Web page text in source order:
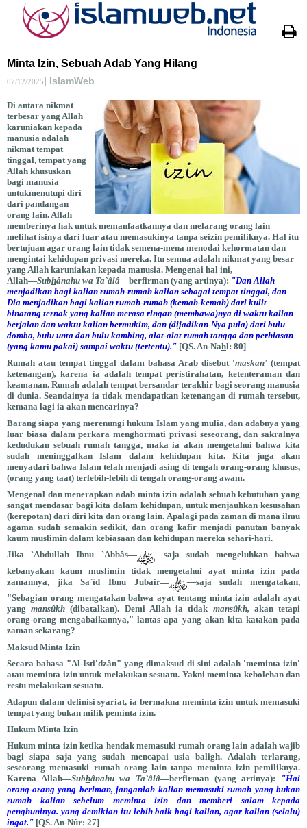
Minta Izin, Sebuah Adab Yang Hilang
07/12/2025| IslamWeb
Di antara nikmat
terbesar yang Allah
karuniakan kepada
manusia adalah
nikmat tempat
tinggal, tempat yang
Allah khususkan
bagi manusia
untukmenutupi diri
dari pandangan
orang lain. Allah
memberinya hak untuk memanfaatkannya dan melarang orang lain
melihat isinya dari luar atau memasukinya tanpa seizin pemiliknya. Hal itu
bertujuan agar orang lain tidak semena-mena menodai kehormatan dan
mengintai kehidupan privasi mereka. Itu semua adalah nikmat yang besar
yang Allah karuniakan kepada manusia. Mengenai hal ini,
Allah―Subhânahu wa Ta`âlâ―berfirman (yang artinya): "Dan Allah
menjadikan bagi kalian rumah-rumah kalian sebagai tempat tinggal, dan
Dia menjadikan bagi kalian rumah-rumah (kemah-kemah) dari kulit
binatang ternak yang kalian merasa ringan (membawa)nya di waktu kalian
berjalan dan waktu kalian bermukim, dan (dijadikan-Nya pula) dari bulu
domba, bulu unta dan bulu kambing, alat-alat rumah tangga dan perhiasan
(yang kamu pakai) sampai waktu (tertentu)." [QS. An-Nahl: 80]
Rumah atau tempat tinggal dalam bahasa Arab disebut 'maskan' (tempat
ketenangan),karena ia adalah tempat peristirahatan, ketenteraman dan
keamanan. Rumah adalah tempat bersandar terakhir bagi seorang manusia
di dunia. Seandainya ia tidak mendapatkan ketenangan di rumah tersebut,
kemana lagi ia akan mencarinya?
Barang siapa yang merenungi hukum Islam yang mulia, dan adabnya yang
luar biasa dalam perkara menghormati privasi seseorang, dan sakralnya
kedudukan sebuah rumah tangga, maka ia akan mengetahui bahwa kita
sudah meninggalkan Islam dalam kehidupan kita. Kita juga akan
menyadari bahwa Islam telah menjadi asing di tengah orang-orang khusus,
(orang yang taat) terlebih-lebih di tengah orang-orang awam.
Mengenal dan menerapkan adab minta izin adalah sebuah kebutuhan yang
sangat mendasar bagi kita dalam kehidupan, untuk menjauhkan kesusahan
(kerepotan) dari diri kita dan orang lain. Apalagi pada zaman di mana ilmu
agama sudah semakin sedikit, dan orang kafir menjadi panutan banyak
kaum muslimin dalam kebiasaan dan kehidupan mereka sehari-hari.
Jika `Abdullah Ibnu `Abbâs—
—saja sudah mengeluhkan bahwa
kebanyakan kaum muslimin tidak mengetahui ayat minta izin pada
zamannya, jika Sa`îd Ibnu Jubair—
—saja sudah mengatakan,
"Sebagian orang mengatakan bahwa ayat tentang minta izin adalah ayat
yangmansûkh(dibatalkan). Demi Allah ia tidak mansûkh, akan tetapi
orang-orang mengabaikannya," lantas apa yang akan kita katakan pada
zaman sekarang?
Maksud Minta Izin
Secara bahasa "Al-Isti'dzân" yang dimaksud di sini adalah 'meminta izin'
atau meminta izin untuk melakukan sesuatu. Yakni meminta kebolehan dan
restu melakukan sesuatu.
Adapun dalam definisi syariat, ia bermakna meminta izin untuk memasuki
tempat yang bukan milik peminta izin.
Hukum Minta Izin
Hukum minta izin ketika hendak memasuki rumah orang lain adalah wajib
bagi siapa saja yang sudah mencapai usia baligh. Adalah terlarang,
seseorang memasuki rumah orang lain tanpa meminta izin pemiliknya.
Karena Allah—Subhânahu wa Ta`âlâ—berfirman (yang artinya):
"Hai
orang-orang yang beriman, janganlah kalian memasuki rumah yang bukan
rumah kalian sebelum meminta izin dan memberi salam kepada
penghuninya. yang demikian itu lebih baik bagi kalian, agar kalian (selalu)
ingat." [QS. An-Nûr: 27]